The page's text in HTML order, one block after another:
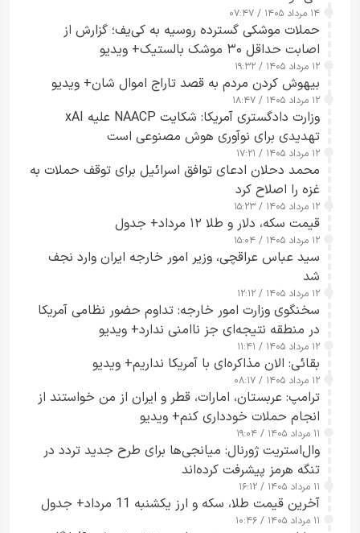
۱۴ مرداد ۱۴۰۵ / ۰۷:۴۷
حملات موشکی گسترده روسیه به کی‌یف؛ گزارش از
اصابت حداقل ۳۰ موشک بالستیک+ ویدیو
۱۲ مرداد ۱۴۰۵ / ۱۹:۳۲
بیهوش کردن مردم به قصد تاراج اموال شان+ ویدیو
۱۲ مرداد ۱۴۰۵ / ۱۸:۴۷
وزارت دادگستری آمریکا: شکایت NAACP علیه xAI
تهدیدی برای نوآوری هوش مصنوعی است
۱۲ مرداد ۱۴۰۵ / ۱۷:۲۱
محمد دحلان ادعای توافق اسرائیل برای توقف حملات به
غزه را اصلاح کرد
۱۲ مرداد ۱۴۰۵ / ۱۵:۲۳
قیمت سکه، دلار و طلا ۱۲ مرداد+ جدول
۱۲ مرداد ۱۴۰۵ / ۱۵:۰۴
سید عباس عراقچی، وزیر امور خارجه ایران وارد نجف
شد
۱۲ مرداد ۱۴۰۵ / ۱۲:۱۲
سخنگوی وزارت امور خارجه: تداوم حضور نظامی آمریکا
در منطقه نتیجه‌ای جز ناامنی ندارد+ ویدیو
۱۲ مرداد ۱۴۰۵ / ۱۱:۴۱
بقائی: الان مذاکره‌ای با آمریکا نداریم+ ویدیو
۱۲ مرداد ۱۴۰۵ / ۰۸:۱۷
ترامپ: عربستان، امارات، قطر و ایران از من خواستند از
انجام حملات خودداری کنم+ ویدیو
۱۱ مرداد ۱۴۰۵ / ۱۹:۰۴
وال‌استریت ژورنال: میانجی‌ها برای طرح جدید تردد در
تنگه هرمز پیشرفت کرده‌اند
۱۱ مرداد ۱۴۰۵ / ۱۶:۱۲
آخرین قیمت طلا، سکه و ارز یکشنبه 11 مرداد+ جدول
۱۱ مرداد ۱۴۰۵ / ۱۰:۴۶